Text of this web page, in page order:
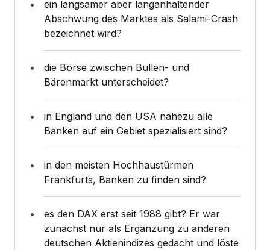
ein langsamer aber langanhaltender
Abschwung des Marktes als Salami-Crash
bezeichnet wird?
die Börse zwischen Bullen- und
Bärenmarkt unterscheidet?
in England und den USA nahezu alle
Banken auf ein Gebiet spezialisiert sind?
in den meisten Hochhaustürmen
Frankfurts, Banken zu finden sind?
es den DAX erst seit 1988 gibt? Er war
zunächst nur als Ergänzung zu anderen
deutschen Aktienindizes gedacht und löste